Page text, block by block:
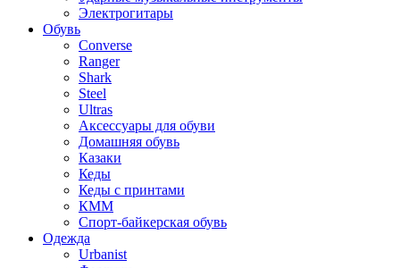
Электрогитары
Обувь
Converse
Ranger
Shark
Steel
Ultras
Аксессуары для обуви
Домашняя обувь
Казаки
Кеды
Кеды с принтами
КММ
Спорт-байкерская обувь
Одежда
Urbanist